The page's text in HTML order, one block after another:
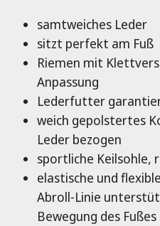
samtweiches Leder
sitzt perfekt am Fuß
Riemen mit
Anpassung
Lederfutter
weich gepolstertes
Leder bezogen
sportliche Keilsohle,
elastische und
Abroll-Linie
Bewegung des Fußes